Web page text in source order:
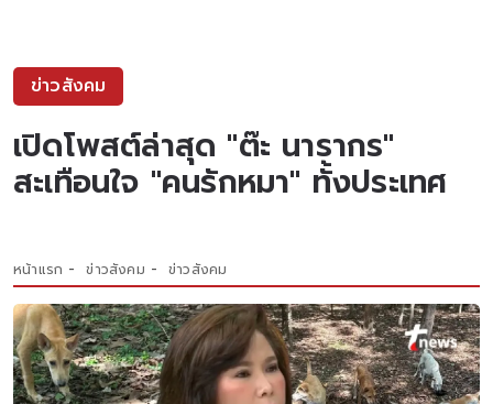
ข่าวสังคม
เปิดโพสต์ล่าสุด "ต๊ะ นารากร"
สะเทือนใจ "คนรักหมา" ทั้งประเทศ
หน้าแรก ข่าวสังคม ข่าวสังคม